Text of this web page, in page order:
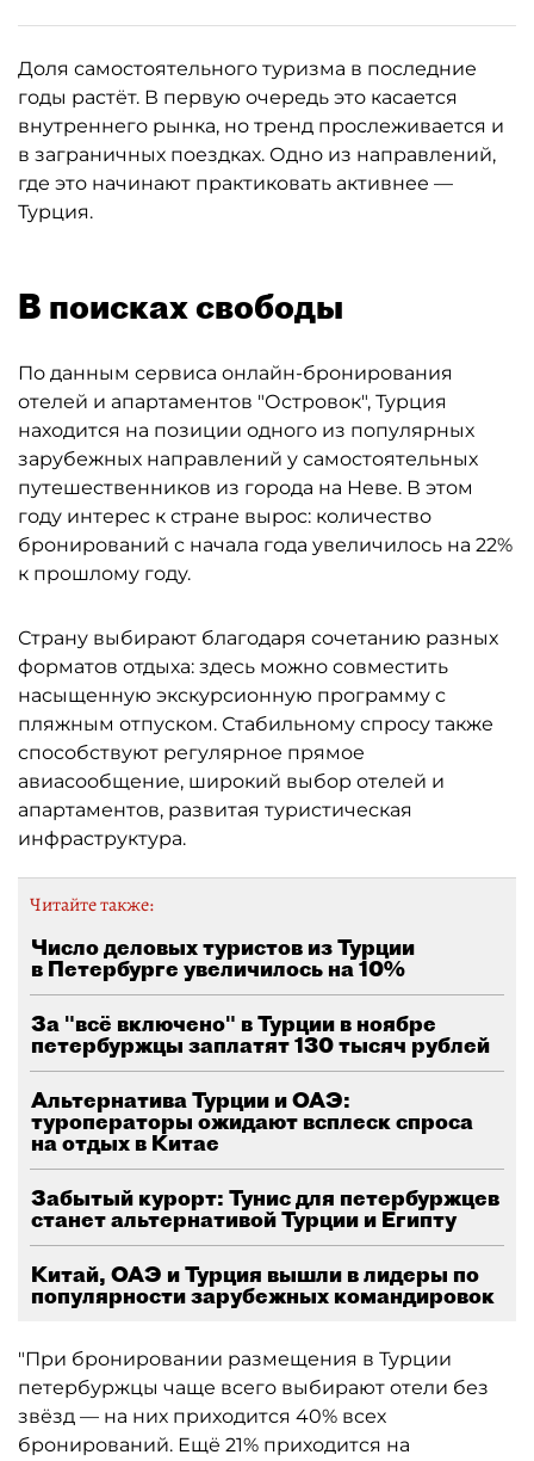
Доля самостоятельного туризма в последние
годы растёт. В первую очередь это касается
внутреннего рынка, но тренд прослеживается и
в заграничных поездках. Одно из направлений,
где это начинают практиковать активнее —
Турция.
В поисках свободы
По данным сервиса онлайн-бронирования
отелей и апартаментов "Островок", Турция
находится на позиции одного из популярных
зарубежных направлений у самостоятельных
путешественников из города на Неве. В этом
году интерес к стране вырос: количество
бронирований с начала года увеличилось на 22%
к прошлому году.
Страну выбирают благодаря сочетанию разных
форматов отдыха: здесь можно совместить
насыщенную экскурсионную программу с
пляжным отпуском. Стабильному спросу также
способствуют регулярное прямое
авиасообщение, широкий выбор отелей и
апартаментов, развитая туристическая
инфраструктура.
Читайте также:
Число деловых туристов из Турции
в Петербурге увеличилось на 10%
За "всё включено" в Турции в ноябре
петербуржцы заплатят 130 тысяч рублей
Альтернатива Турции и ОАЭ:
туроператоры ожидают всплеск спроса
на отдых в Китае
Забытый курорт: Тунис для петербуржцев
станет альтернативой Турции и Египту
Китай, ОАЭ и Турция вышли в лидеры по
популярности зарубежных командировок
"При бронировании размещения в Турции
петербуржцы чаще всего выбирают отели без
звёзд — на них приходится 40% всех
бронирований. Ещё 21% приходится на